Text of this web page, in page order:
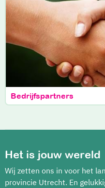
Bedrijfspartners
Het is jouw wereld
Wij zetten ons in voor het
provincie Utrecht. En